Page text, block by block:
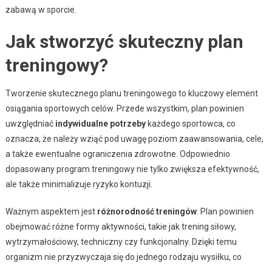
zabawą w sporcie.
Jak stworzyć skuteczny plan
treningowy?
Tworzenie skutecznego planu treningowego to kluczowy element
osiągania sportowych celów. Przede wszystkim, plan powinien
uwzględniać indywidualne potrzebykażdego sportowca, co
oznacza, że należy wziąć pod uwagę poziom zaawansowania, cele,
a także ewentualne ograniczenia zdrowotne. Odpowiednio
dopasowany program treningowy nie tylko zwiększa efektywność,
ale także minimalizuje ryzyko kontuzji.
Ważnym aspektem jest różnorodność treningów. Plan powinien
obejmować różne formy aktywności, takie jak trening siłowy,
wytrzymałościowy, techniczny czy funkcjonalny. Dzięki temu
organizm nie przyzwyczaja się do jednego rodzaju wysiłku, co